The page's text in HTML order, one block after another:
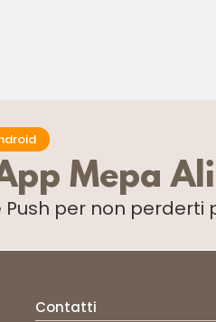
Mepa
per non perderti
Contatti